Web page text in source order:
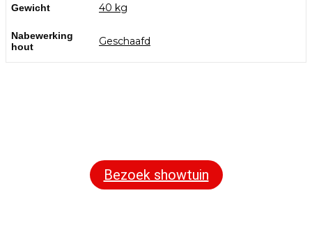
Gewicht 40 kg
Nabewerking
hout
Geschaafd
Bezoek showtuin